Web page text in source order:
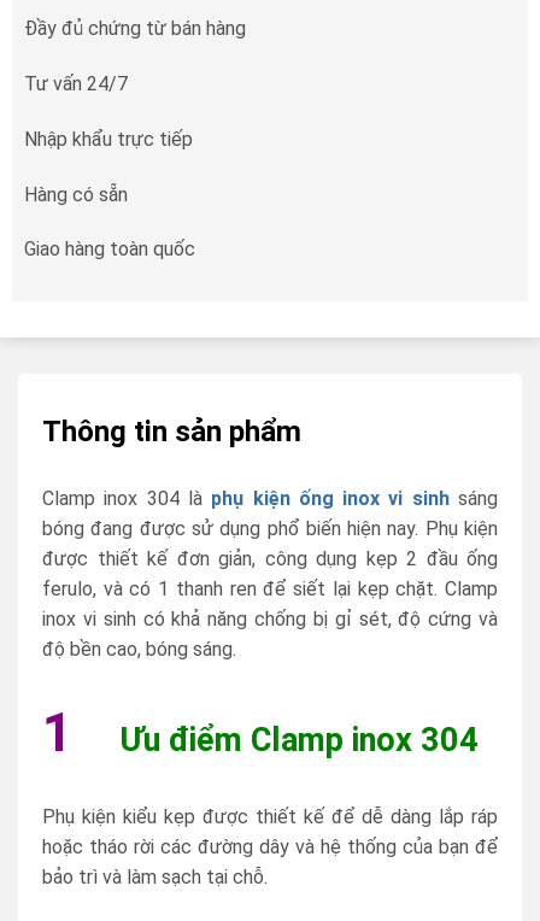
Đầy đủ chứng từ bán hàng
Tư vấn 24/7
Nhập khẩu trực tiếp
Hàng có sẵn
Giao hàng toàn quốc
Thông tin sản phẩm
Clamp inox 304 là phụ kiện ống inox vi sinhsáng
bóng đang được sử dụng phổ biến hiện nay. Phụ kiện
được thiết kế đơn giản, công dụng kẹp 2 đầu ống
ferulo, và có 1 thanh ren để siết lại kẹp chặt. Clamp
inox vi sinh có khả năng chống bị gỉ sét, độ cứng và
độ bền cao, bóng sáng.
1 Ưu điểm Clamp inox 304
Phụ kiện kiểu kẹp được thiết kế để dễ dàng lắp ráp
hoặc tháo rời các đường dây và hệ thống của bạn để
bảo trì và làm sạch tại chỗ.